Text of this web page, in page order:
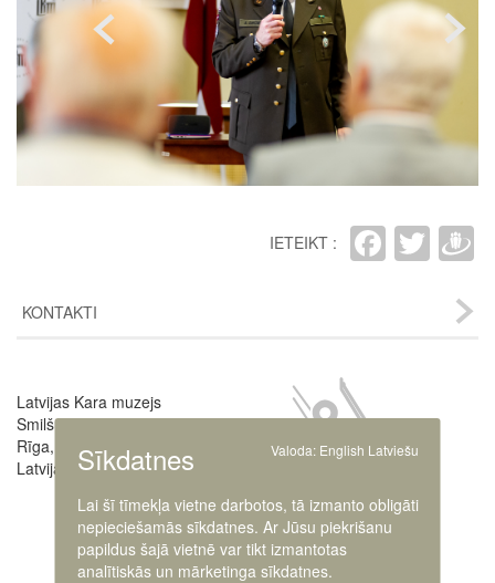
IETEIKT :
KONTAKTI
Latvijas Kara muzejs
Smilšu iela 20
Rīga, LV-1050,
Latvija
Sīkdatnes Valoda: English Latviešu
Lai šī tīmekļa vietne darbotos, tā izmanto obligāti
nepieciešamās sīkdatnes. Ar Jūsu piekrišanu
papildus šajā vietnē var tikt izmantotas
analītiskās un mārketinga sīkdatnes.